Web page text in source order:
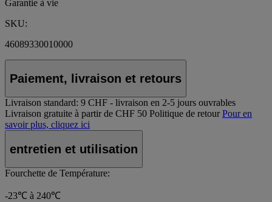
Garantie à vie
SKU:
46089330010000
Paiement, livraison et retours
Livraison standard: 9 CHF - livraison en 2-5 jours ouvrables
Livraison gratuite à partir de CHF 50 Politique de retour Pour en
savoir plus, cliquez ici
entretien et utilisation
Fourchette de Température:
-23℃ à 240℃